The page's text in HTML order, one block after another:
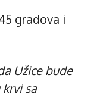
gradova i
Užice bude
sa